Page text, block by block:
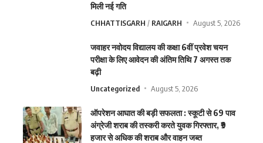
मिली नई गति
CHHATTISGARH RAIGARH August 5, 2026
जवाहर नवोदय विद्यालय की कक्षा 6वीं प्रवेश चयन
परीक्षा के लिए आवेदन की अंतिम तिथि 7 अगस्त तक
बढ़ी
Uncategorized August 5, 2026
ऑपरेशन आघात की बड़ी सफलता : स्कूटी से 69 पाव
अंग्रेजी शराब की तस्करी करते युवक गिरफ्तार, ₹9
हजार से अधिक की शराब और वाहन जब्त